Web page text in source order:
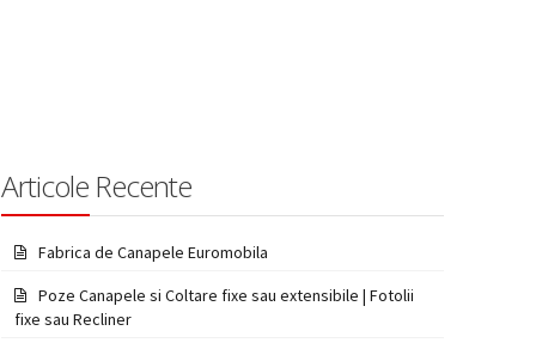
Articole Recente
Fabrica de Canapele Euromobila
Poze Canapele si Coltare fixe sau extensibile | Fotolii
fixe sau Recliner